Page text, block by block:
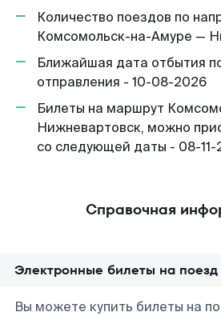
Количество поездов по
Комсомольск-на-Амуре —
Ближайшая дата отбытия
отправления - 10-08-2026
Билеты на маршрут
Нижневартовск, можно
со следующей даты - 08-11-
Справочная
Электронные билеты на поезд
Вы можете купить билеты на